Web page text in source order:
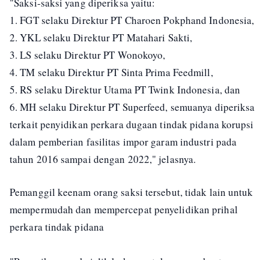
"Saksi-saksi yang diperiksa yaitu:
1. FGT selaku Direktur PT Charoen Pokphand Indonesia,
2. YKL selaku Direktur PT Matahari Sakti,
3. LS selaku Direktur PT Wonokoyo,
4. TM selaku Direktur PT Sinta Prima Feedmill,
5. RS selaku Direktur Utama PT Twink Indonesia, dan
6. MH selaku Direktur PT Superfeed, semuanya diperiksa
terkait penyidikan perkara dugaan tindak pidana korupsi
dalam pemberian fasilitas impor garam industri pada
tahun 2016 sampai dengan 2022," jelasnya.
Pemanggil keenam orang saksi tersebut, tidak lain untuk
mempermudah dan mempercepat penyelidikan prihal
perkara tindak pidana